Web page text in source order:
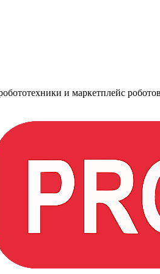
и маркетплейс